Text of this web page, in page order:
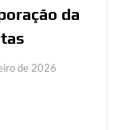
da
de 2026